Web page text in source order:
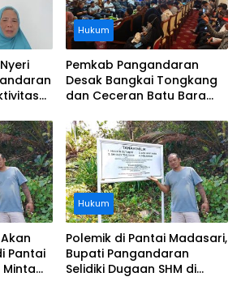
Hukum
Pemkab Pangandaran
Desak Bangkai Tongkang
dan Ceceran Batu Bara
Buruknya Koordinasi
Perusahaan
Pantai
Hukum
Polemik di Pantai Madasari,
Bupati Pangandaran
Selidiki Dugaan SHM di